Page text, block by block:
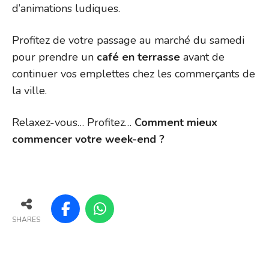
d’animations ludiques.
Profitez de votre passage au marché du samedi
pour prendre un café en terrasse avant de
continuer vos emplettes chez les commerçants de
la ville.
Relaxez-vous… Profitez… Comment mieux
commencer votre week-end ?
SHARES